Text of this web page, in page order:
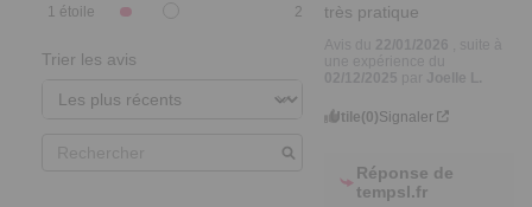
1 étoile 2
Trier les avis
très pratique
Utile(0)Signaler
Réponse de
tempsl.fr